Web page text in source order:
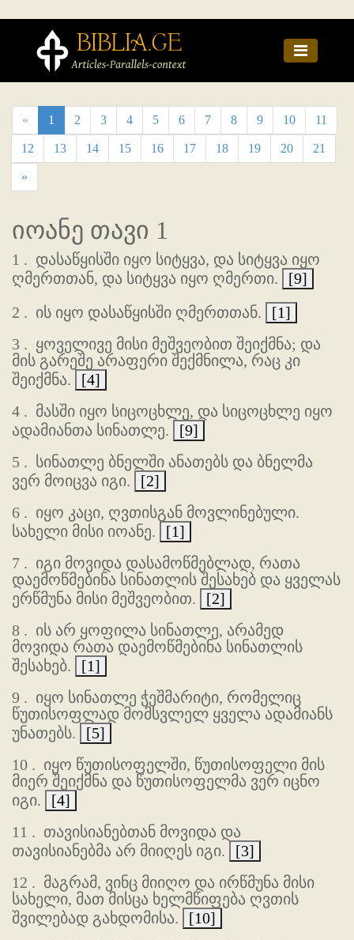
« 1 2 3 4 5 6 7 8 9 10 11
12 13 14 15 16 17 18 19 20 21
»
იოანე თავი 1
1 . დასაწყისში იყო სიტყვა, და სიტყვა იყო
ღმერთთან, და სიტყვა იყო ღმერთი.
[9]
2 . ის იყო დასაწყისში ღმერთთან.
[1]
3 . ყოველივე მისი მეშვეობით შეიქმნა; და
მის გარეშე არაფერი შექმნილა, რაც კი
შეიქმნა.
[4]
4 . მასში იყო სიცოცხლე, და სიცოცხლე იყო
ადამიანთა სინათლე.
[9]
5 . სინათლე ბნელში ანათებს და ბნელმა
ვერ მოიცვა იგი.
[2]
6 . იყო კაცი, ღვთისგან მოვლინებული.
სახელი მისი იოანე.
[1]
7 . იგი მოვიდა დასამოწმებლად, რათა
დაემოწმებინა სინათლის შესახებ და ყველას
ერწმუნა მისი მეშვეობით.
[2]
8 . ის არ ყოფილა სინათლე, არამედ
მოვიდა რათა დაემოწმებინა სინათლის
შესახებ.
[1]
9 . იყო სინათლე ჭეშმარიტი, რომელიც
წუთისოფლად მომსვლელ ყველა ადამიანს
უნათებს.
[5]
10 . იყო წუთისოფელში, წუთისოფელი მის
მიერ შეიქმნა და წუთისოფელმა ვერ იცნო
იგი.
[4]
11 . თავისიანებთან მოვიდა და
თავისიანებმა არ მიიღეს იგი.
[3]
12 . მაგრამ, ვინც მიიღო და ირწმუნა მისი
სახელი, მათ მისცა ხელმწიფება ღვთის
შვილებად გახდომისა.
[10]